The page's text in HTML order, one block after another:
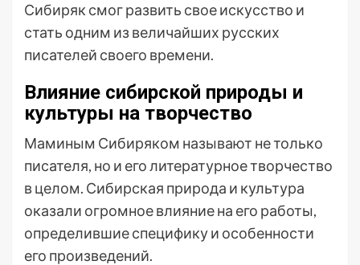
Сибиряк смог развить свое искусство и
стать одним из величайших русских
писателей своего времени.
Влияние сибирской природы и
культуры на творчество
Маминым Сибиряком называют не только
писателя, но и его литературное творчество
в целом. Сибирская природа и культура
оказали огромное влияние на его работы,
определившие специфику и особенности
его произведений.